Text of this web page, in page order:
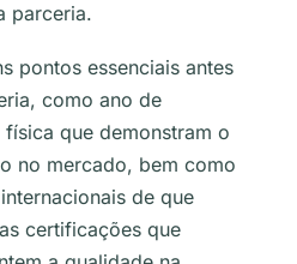
parceria.
pontos essenciais antes
como ano de
que demonstram o
no mercado, bem como
de que
certificações que